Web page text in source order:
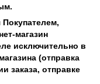
магазин
исключительно в
(отправка
заказа, отправке